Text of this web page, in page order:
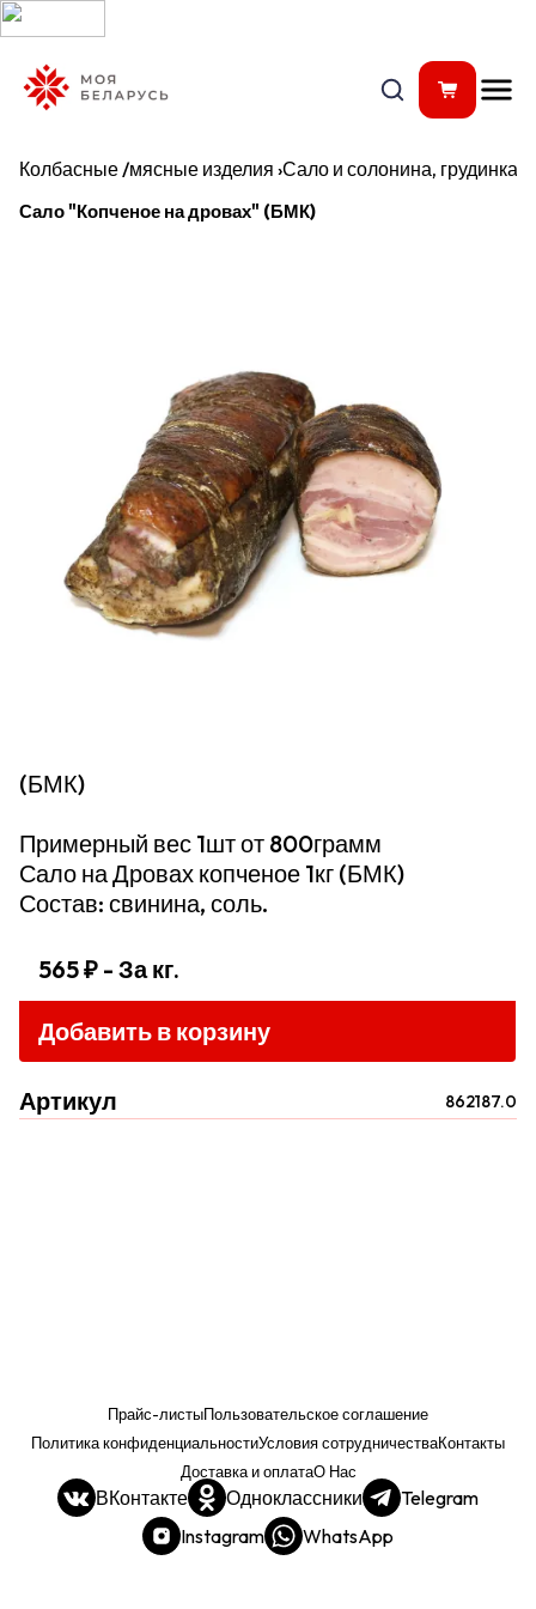
Колбасные /мясные изделия ›Сало и солонина, грудинка
Сало "Копченое на дровах" (БМК)
(БМК)
Примерный вес 1шт от 800грамм
Сало на Дровах копченое 1кг (БМК)
Состав: свинина, соль.
565 ₽ - За кг.
Добавить в корзину
Артикул 862187.0
Прайс-листыПользовательское соглашение
Политика конфиденциальностиУсловия сотрудничестваКонтакты
Доставка и оплатаО Нас
ВКонтакте Одноклассники
Telegram
Instagram
WhatsApp